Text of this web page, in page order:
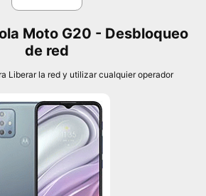
Moto G20 - Desbloqueo
de red
Liberar la red y utilizar cualquier operador